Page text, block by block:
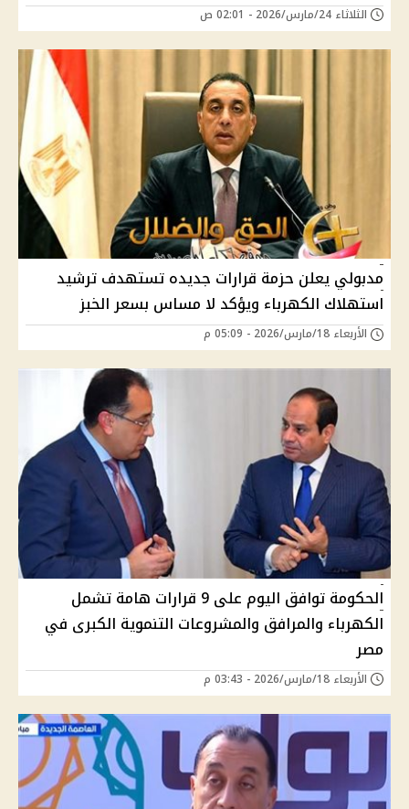
الثلاثاء 24/مارس/2026 - 02:01 ص
مدبولي يعلن حزمة قرارات جديده تستهدف ترشيد
استهلاك الكهرباء ويؤكد لا مساس بسعر الخبز
الأربعاء 18/مارس/2026 - 05:09 م
الحكومة توافق اليوم على 9 قرارات هامة تشمل
الكهرباء والمرافق والمشروعات التنموية الكبرى في
مصر
الأربعاء 18/مارس/2026 - 03:43 م